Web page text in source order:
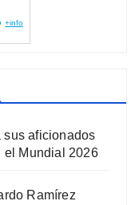
sus aficionados
el Mundial 2026
Ramírez